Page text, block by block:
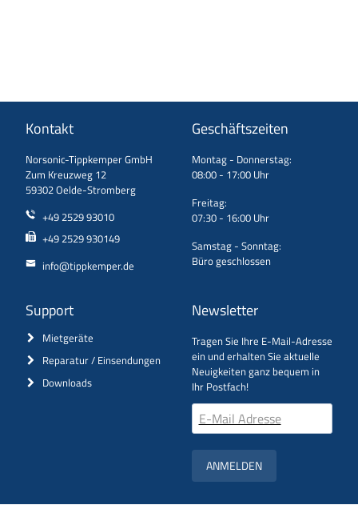
Kontakt
Norsonic-Tippkemper GmbH
Zum Kreuzweg 12
59302 Oelde-Stromberg
+49 2529 93010
+49 2529 930149
info@tippkemper.de
Geschäftszeiten
Montag - Donnerstag:
08:00 - 17:00 Uhr
Freitag:
07:30 - 16:00 Uhr
Samstag - Sonntag:
Büro geschlossen
Support
Mietgeräte
Reparatur / Einsendungen
Downloads
Newsletter
Tragen Sie Ihre E-Mail-Adresse
ein und erhalten Sie aktuelle
Neuigkeiten ganz bequem in
Ihr Postfach!
ANMELDEN